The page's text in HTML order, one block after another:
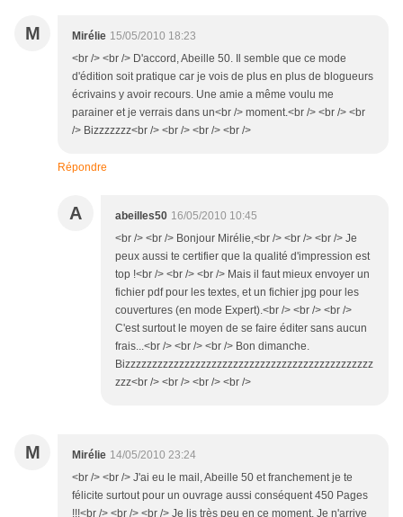
M Mirélie 15/05/2010 18:23
<br /> <br /> D'accord, Abeille 50. Il semble que ce mode
d'édition soit pratique car je vois de plus en plus de blogueurs
écrivains y avoir recours. Une amie a même voulu me
parainer et je verrais dans un<br /> moment.<br /> <br /> <br
/> Bizzzzzzz<br /> <br /> <br /> <br />
Répondre
A abeilles50 16/05/2010 10:45
<br /> <br /> Bonjour Mirélie,<br /> <br /> <br /> Je
peux aussi te certifier que la qualité d'impression est
top !<br /> <br /> <br /> Mais il faut mieux envoyer un
fichier pdf pour les textes, et un fichier jpg pour les
couvertures (en mode Expert).<br /> <br /> <br />
C'est surtout le moyen de se faire éditer sans aucun
frais...<br /> <br /> <br /> Bon dimanche.
Bizzzzzzzzzzzzzzzzzzzzzzzzzzzzzzzzzzzzzzzzzzzzzz
zzz<br /> <br /> <br /> <br />
M Mirélie 14/05/2010 23:24
<br /> <br /> J'ai eu le mail, Abeille 50 et franchement je te
félicite surtout pour un ouvrage aussi conséquent 450 Pages
!!!<br /> <br /> <br /> Je lis très peu en ce moment. Je n'arrive